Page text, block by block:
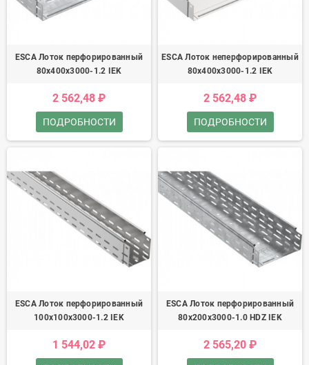
ESCA Лоток перфорированный
80х400х3000-1.2 IEK
2 562,48 ₽
ПОДРОБНОСТИ
ESCA Лоток неперфорированный
80х400х3000-1.2 IEK
2 562,48 ₽
ПОДРОБНОСТИ
ESCA Лоток перфорированный
100х100х3000-1.2 IEK
1 544,02 ₽
ESCA Лоток перфорированный
80х200х3000-1.0 HDZ IEK
2 565,20 ₽